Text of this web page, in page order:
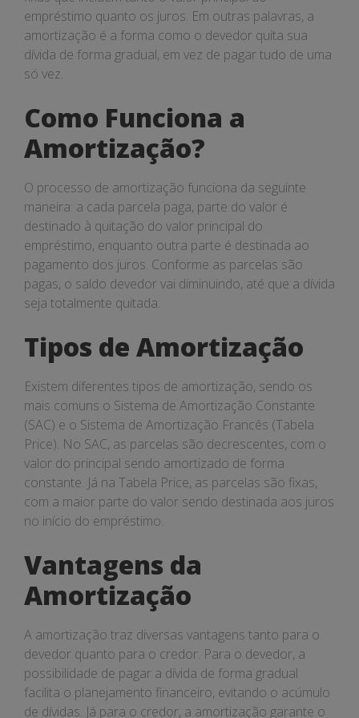
empréstimo quanto os juros. Em outras palavras, a
amortização é a forma como o devedor quita sua
dívida de forma gradual, em vez de pagar tudo de uma
só vez.
Como Funciona a
Amortização?
O processo de amortização funciona da seguinte
maneira: a cada parcela paga, parte do valor é
destinado à quitação do valor principal do
empréstimo, enquanto outra parte é destinada ao
pagamento dos juros. Conforme as parcelas são
pagas, o saldo devedor vai diminuindo, até que a dívida
seja totalmente quitada.
Tipos de Amortização
Existem diferentes tipos de amortização, sendo os
mais comuns o Sistema de Amortização Constante
(SAC) e o Sistema de Amortização Francês (Tabela
Price). No SAC, as parcelas são decrescentes, com o
valor do principal sendo amortizado de forma
constante. Já na Tabela Price, as parcelas são fixas,
com a maior parte do valor sendo destinada aos juros
no início do empréstimo.
Vantagens da
Amortização
A amortização traz diversas vantagens tanto para o
devedor quanto para o credor. Para o devedor, a
possibilidade de pagar a dívida de forma gradual
facilita o planejamento financeiro, evitando o acúmulo
de dívidas. Já para o credor, a amortização garante o